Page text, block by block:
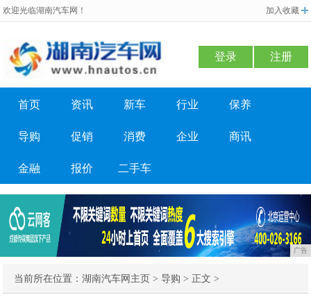
欢迎光临湖南汽车网！ 加入收藏
登录 注册
首页 资讯 新车 行业 保养
导购 促销 消费 企业 商讯
金融 报价 二手车
广告
当前所在位置：湖南汽车网主页 >导购 > 正文 >